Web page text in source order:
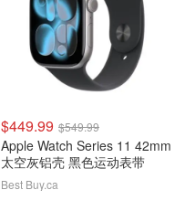
$449.99 $549.99
Apple Watch Series 11 42mm
太空灰铝壳 黑色运动表带
Best Buy.ca